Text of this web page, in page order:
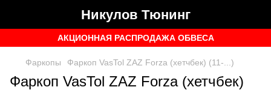
Никулов Тюнинг
АКЦИОННАЯ РАСПРОДАЖА ОБВЕСА
Фаркопы Фаркоп VasTol ZAZ Forza (хетчбек) (11-...)
Фаркоп VasTol ZAZ Forza (хетчбек)